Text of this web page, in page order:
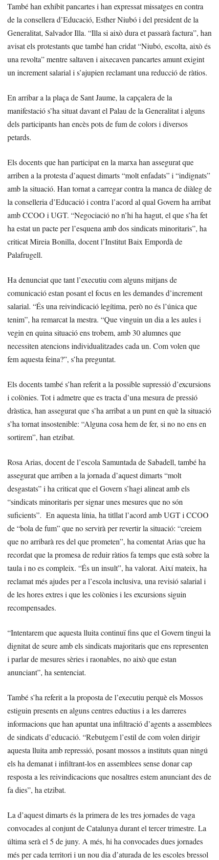
També han exhibit pancartes i han expressat missatges en contra
de la consellera d’Educació, Esther Niubó i del president de la
Generalitat, Salvador Illa. “Illa si això dura et passarà factura”, han
avisat els protestants que també han cridat “Niubó, escolta, això és
una revolta” mentre saltaven i aixecaven pancartes amunt exigint
un increment salarial i s’ajupien reclamant una reducció de ràtios.
En arribar a la plaça de Sant Jaume, la capçalera de la
manifestació s’ha situat davant el Palau de la Generalitat i alguns
dels participants han encès pots de fum de colors i diversos
petards.
Els docents que han participat en la marxa han assegurat que
arriben a la protesta d’aquest dimarts “molt enfadats” i “indignats”
amb la situació. Han tornat a carregar contra la manca de diàleg de
la conselleria d’Educació i contra l’acord al qual Govern ha arribat
amb CCOO i UGT. “Negociació no n’hi ha hagut, el que s’ha fet
ha estat un pacte per l’esquena amb dos sindicats minoritaris”, ha
criticat Mireia Bonilla, docent l’Institut Baix Empordà de
Palafrugell.
Ha denunciat que tant l’executiu com alguns mitjans de
comunicació estan posant el focus en les demandes d’increment
salarial. “És una reivindicació legítima, però no és l’única que
tenim”, ha remarcat la mestra. “Que vinguin un dia a les aules i
vegin en quina situació ens trobem, amb 30 alumnes que
necessiten atencions individualitzades cada un. Com volen que
fem aquesta feina?”, s’ha preguntat.
Els docents també s’han referit a la possible supressió d’excursions
i colònies. Tot i admetre que es tracta d’una mesura de pressió
dràstica, han assegurat que s’ha arribat a un punt en què la situació
s’ha tornat insostenible: “Alguna cosa hem de fer, si no no ens en
sortirem”, han etzibat.
Rosa Arias, docent de l’escola Samuntada de Sabadell, també ha
assegurat que arriben a la jornada d’aquest dimarts “molt
desgastats” i ha criticat que el Govern s’hagi alineat amb els
“sindicats minoritaris per signar unes mesures que no són
suficients”. En aquesta línia, ha titllat l’acord amb UGT i CCOO
de “bola de fum” que no servirà per revertir la situació: “creiem
que no arribarà res del que prometen”, ha comentat Arias que ha
recordat que la promesa de reduir ràtios fa temps que està sobre la
taula i no es compleix. “És un insult”, ha valorat. Així mateix, ha
reclamat més ajudes per a l’escola inclusiva, una revisió salarial i
de les hores extres i que les colònies i les excursions siguin
recompensades.
“Intentarem que aquesta lluita continuï fins que el Govern tingui la
dignitat de seure amb els sindicats majoritaris que ens representen
i parlar de mesures sèries i raonables, no això que estan
anunciant”, ha sentenciat.
També s’ha referit a la proposta de l’executiu perquè els Mossos
estiguin presents en alguns centres eductius i a les darreres
informacions que han apuntat una infiltració d’agents a assemblees
de sindicats d’educació. “Rebutgem l’estil de com volen dirigir
aquesta lluita amb repressió, posant mossos a instituts quan ningú
els ha demanat i infiltrant-los en assemblees sense donar cap
resposta a les reivindicacions que nosaltres estem anunciant des de
fa dies”, ha etzibat.
La d’aquest dimarts és la primera de les tres jornades de vaga
convocades al conjunt de Catalunya durant el tercer trimestre. La
última serà el 5 de juny. A més, hi ha convocades dues jornades
més per cada territori i un nou dia d’aturada de les escoles bressol